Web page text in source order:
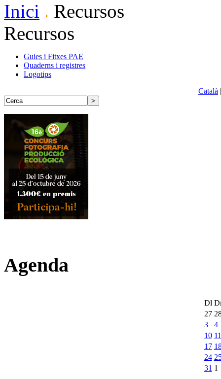
Inici
Recursos
Recursos
Guies i Fitxes PAE
Quaderns i registres
Logotips
Català
Agenda
Dl
27
3
4
10 11
17
24
31 1